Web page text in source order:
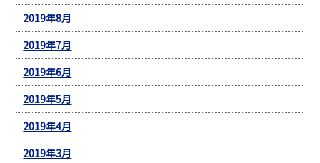
2019年8月
2019年7月
2019年6月
2019年5月
2019年4月
2019年3月